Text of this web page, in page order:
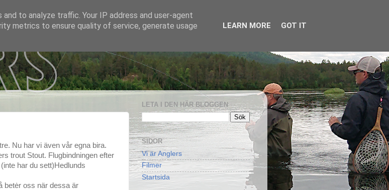
Nu har vi även vår egna bira.
trout Stout. Flugbindningen efter
har du sett)Hedlunds
betėr oss när dessa är
LETA I DEN HÄR BLOGGEN
SIDOR
Vi är Anglers
Filmer
Startsida
to analyze traffic. Your IP address and user-agent
metrics to ensure quality of service, generate usage
LEARN MORE GOT IT